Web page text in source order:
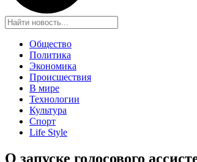
Общество
Политика
Экономика
Происшествия
В мире
Технологии
Культура
Спорт
Life Style
О запуске голосового